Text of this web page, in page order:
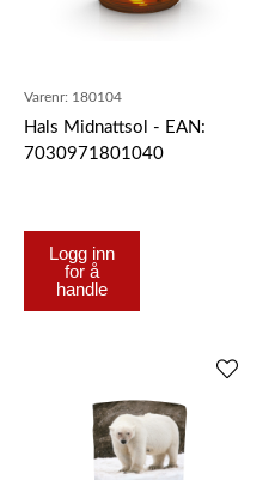
Varenr: 180104
Hals Midnattsol - EAN:
7030971801040
Logg inn
for å
handle